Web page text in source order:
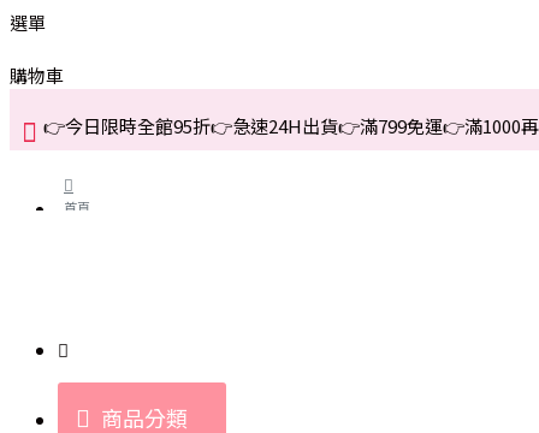
選單
購物車
👉今日限時全館95折👉急速24H出貨👉滿799免運👉滿1000
首頁
商品分類